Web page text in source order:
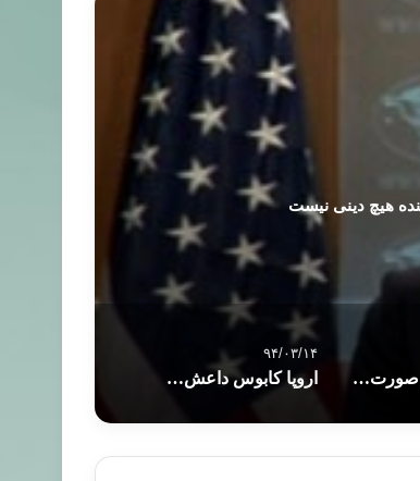
هیچ دینی نیست
پ ک ک: در صورت میانجیگری آمریکا حاضر به پذیرش آتش بس هستیم
۹۴/۰۳/۱۴
اروپا کابوس داعش می بیند